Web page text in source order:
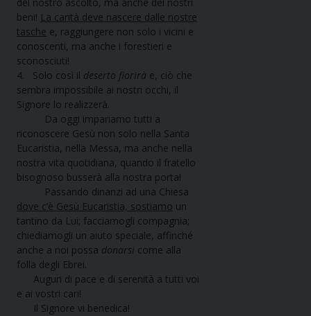
beni! La carità deve nascere dalle nostre
tasche e, raggiungere non solo i vicini e
conoscenti, ma anche i forestieri e
sconosciuti!
4. Solo così il deserto fiorirà e, ciò che
sembra impossibile ai nostri occhi, il
Signore lo realizzerà.
Da oggi impariamo tutti a
riconoscere Gesù non solo nella Santa
Eucaristia, nella Messa, ma anche nella
nostra vita quotidiana, quando il fratello
bisognoso busserà alla nostra porta!
Passando dinanzi ad una Chiesa
dove c’è Gesù Eucaristia, sostiamo un
tantino da Lui; facciamogli compagnia;
chiediamogli un aiuto speciale, affinché
anche a noi possa donarsi come alla
folla degli Ebrei.
Auguri di pace e di serenità a tutti voi
e ai vostri cari!
Il Signore vi benedica!